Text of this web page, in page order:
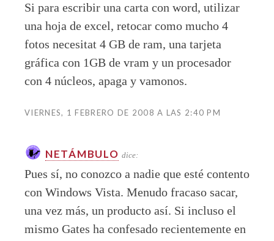
Si para escribir una carta con word, utilizar
una hoja de excel, retocar como mucho 4
fotos necesitat 4 GB de ram, una tarjeta
gráfica con 1GB de vram y un procesador
con 4 núcleos, apaga y vamonos.
VIERNES, 1 FEBRERO DE 2008 A LAS 2:40 PM
NETÁMBULO dice:
Pues sí, no conozco a nadie que esté contento
con Windows Vista. Menudo fracaso sacar,
una vez más, un producto así. Si incluso el
mismo Gates ha confesado recientemente en